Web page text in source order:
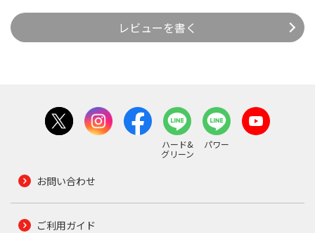
レビューを書く
ハード&
グリーン
パワー
お問い合わせ
ご利用ガイド